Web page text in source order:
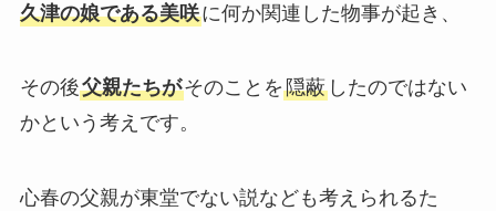
久津の娘である美咲に何か関連した物事が起き、
その後父親たちがそのことを隠蔽したのではない
かという考えです。
心春の父親が東堂でない説なども考えられるた